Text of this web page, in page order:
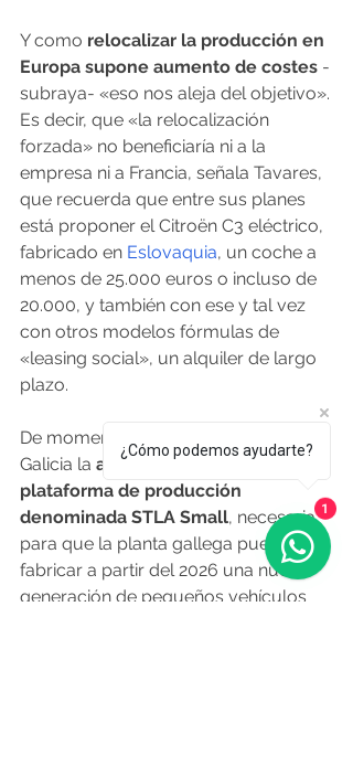
Y como relocalizar la producción en
Europa supone aumento de costes -
subraya- «eso nos aleja del objetivo».
Es decir, que «la relocalización
forzada» no beneficiaría ni a la
empresa ni a Francia, señala Tavares,
que recuerda que entre sus planes
está proponer el Citroën C3 eléctrico,
fabricado en Eslovaquia, un coche a
menos de 25.000 euros o incluso de
20.000, y también con ese y tal vez
con otros modelos fórmulas de
«leasing social», un alquiler de largo
plazo.
De momento, estaría en juego para
Galicia la asignación a Vigo de una
plataforma de producción
denominada STLA Small, necesaria
para que la planta gallega pueda
fabricar a partir del 2026 una nueva
generación de pequeños vehículos
¿Cómo podemos ayudarte?
1